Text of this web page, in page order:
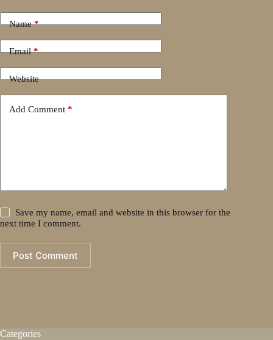
Name*
Email*
Website
Add Comment *
Save my name, email and website in this browser for the
next time I comment.
Post Comment
Categories